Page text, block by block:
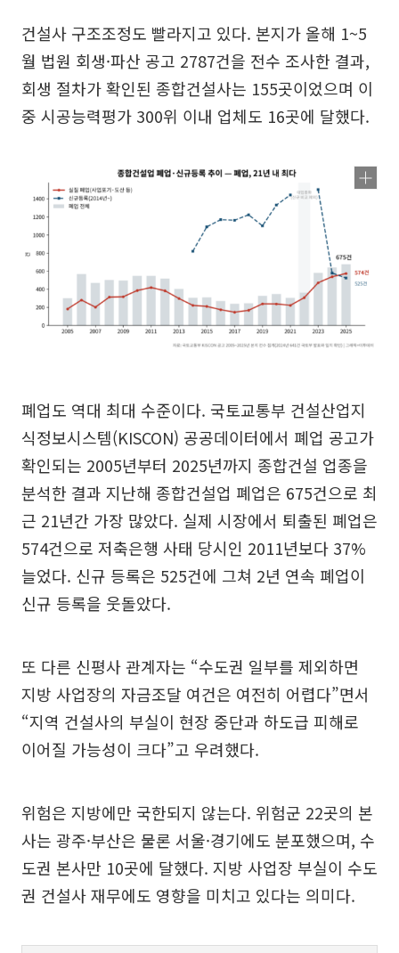
건설사 구조조정도 빨라지고 있다. 본지가 올해 1~5
월 법원 회생·파산 공고 2787건을 전수 조사한 결과,
회생 절차가 확인된 종합건설사는 155곳이었으며 이
중 시공능력평가 300위 이내 업체도 16곳에 달했다.
폐업도 역대 최대 수준이다. 국토교통부 건설산업지
식정보시스템(KISCON) 공공데이터에서 폐업 공고가
확인되는 2005년부터 2025년까지 종합건설 업종을
분석한 결과 지난해 종합건설업 폐업은 675건으로 최
근 21년간 가장 많았다. 실제 시장에서 퇴출된 폐업은
574건으로 저축은행 사태 당시인 2011년보다 37%
늘었다. 신규 등록은 525건에 그쳐 2년 연속 폐업이
신규 등록을 웃돌았다.
또 다른 신평사 관계자는 “수도권 일부를 제외하면
지방 사업장의 자금조달 여건은 여전히 어렵다”면서
“지역 건설사의 부실이 현장 중단과 하도급 피해로
이어질 가능성이 크다”고 우려했다.
위험은 지방에만 국한되지 않는다. 위험군 22곳의 본
사는 광주·부산은 물론 서울·경기에도 분포했으며, 수
도권 본사만 10곳에 달했다. 지방 사업장 부실이 수도
권 건설사 재무에도 영향을 미치고 있다는 의미다.